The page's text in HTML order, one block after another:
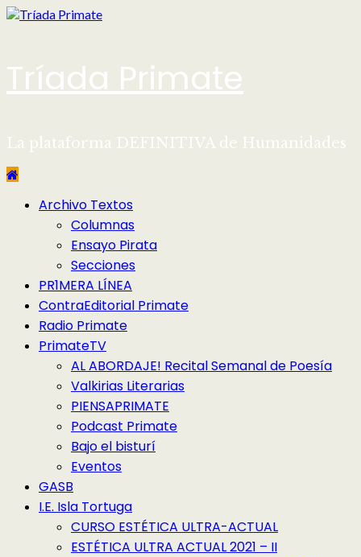
Saltar
Tríada Primate
La plataforma DEFINITIVA de Humanidades
Menú Archivo Textos
Columnas
Ensayo Pirata
Secciones
PR1MERA LÍNEA
ContraEditorial Primate
Radio Primate
PrimateTV
AL ABORDAJE! Recital Semanal de Poesía
Valkirias Literarias
PIENSAPRIMATE
Podcast Primate
Bajo el bisturí
Eventos
GASB
I.E. Isla Tortuga
CURSO ESTÉTICA ULTRA-ACTUAL
ESTÉTICA ULTRA ACTUAL 2021 – II